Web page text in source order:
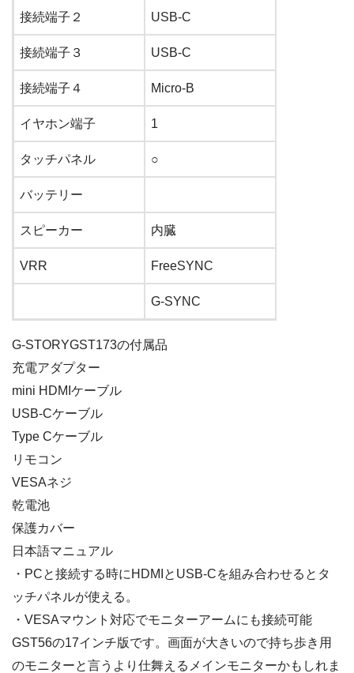
接続端子２ USB-C
接続端子３ USB-C
接続端子４ Micro-B
イヤホン端子 1
タッチパネル ○
バッテリー
スピーカー 内臓
VRR FreeSYNC
G-SYNC
G-STORYGST173の付属品
充電アダプター
mini HDMIケーブル
USB-Cケーブル
Type Cケーブル
リモコン
VESAネジ
乾電池
保護カバー
日本語マニュアル
・PCと接続する時にHDMIとUSB-Cを組み合わせるとタ
ッチパネルが使える。
・VESAマウント対応でモニターアームにも接続可能
GST56の17インチ版です。画面が大きいので持ち歩き用
のモニターと言うより仕舞えるメインモニターかもしれま